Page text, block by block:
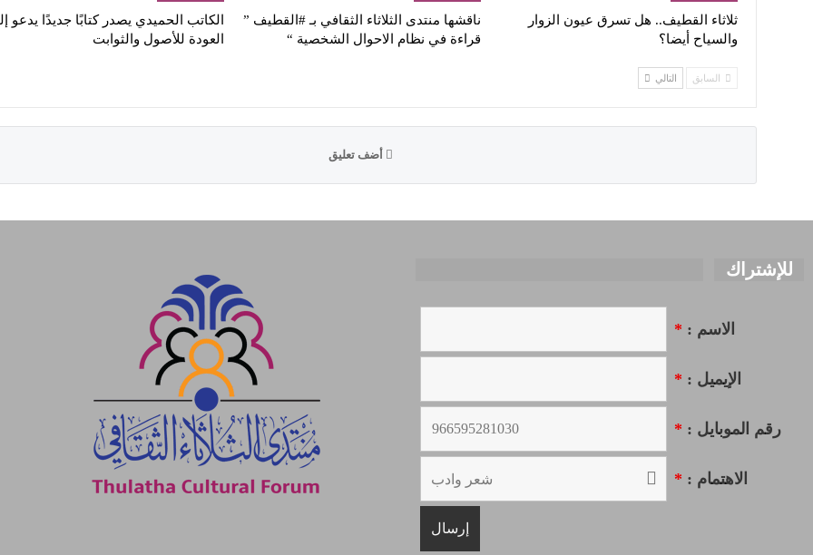
ثلاثاء القطيف.. هل تسرق عيون الزوار
والسياح أيضا؟
ناقشها منتدى الثلاثاء الثقافي بـ #القطيف ”
قراءة في نظام الاحوال الشخصية “
الكاتب الحميدي يصدر كتابًا جديدًا يدعو
العودة للأصول والثوابت
السابق التالي
أضف تعليق
للإشتراك
الاسم : *
الإيميل : *
رقم الموبايل : *
الاهتمام : *